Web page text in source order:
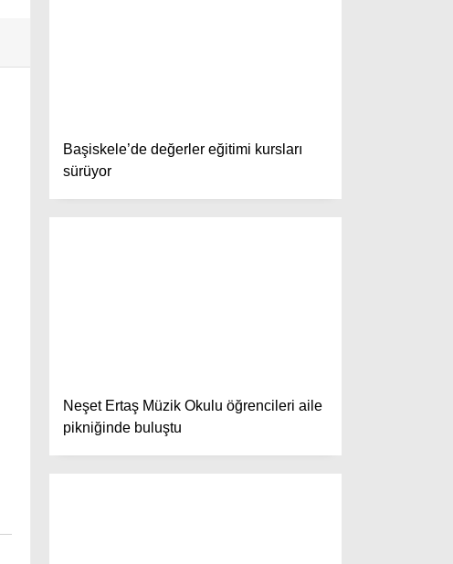
Namaz Vakitleri
Puan Durumları
Yazılarım
Başiskele’de değerler eğitimi kursları
sürüyor
Neşet Ertaş Müzik Okulu öğrencileri aile
pikniğinde buluştu